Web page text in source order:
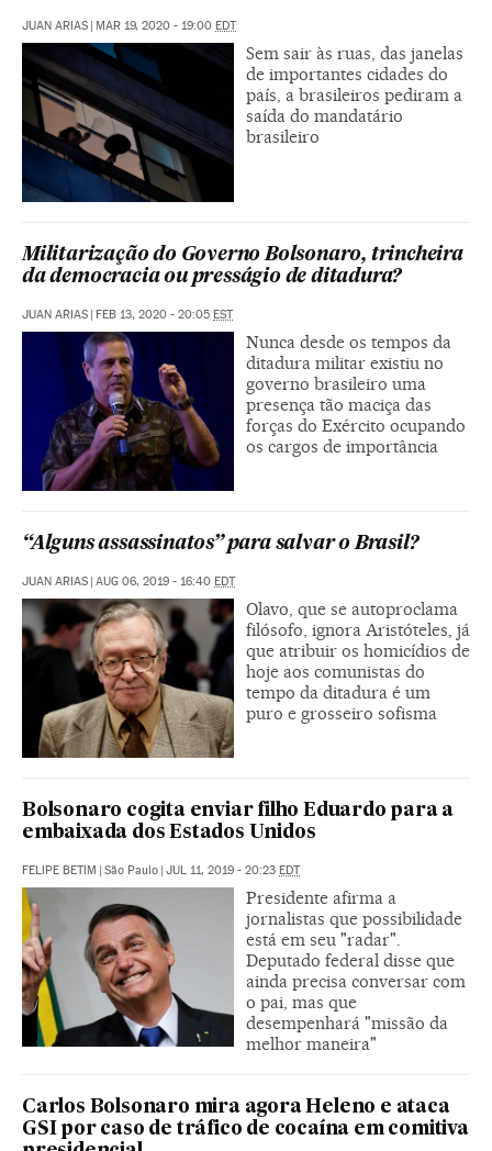
JUAN ARIAS MAR 19, 2020 - 19:00 EDT
Sem sair às ruas, das janelas
de importantes cidades do
país, a brasileiros pediram a
saída do mandatário
brasileiro
Militarização do Governo Bolsonaro, trincheira
da democracia ou presságio de ditadura?
JUAN ARIAS FEB 13, 2020 - 20:05 EST
Nunca desde os tempos da
ditadura militar existiu no
governo brasileiro uma
presença tão maciça das
forças do Exército ocupando
os cargos de importância
“Alguns assassinatos” para salvar o Brasil?
JUAN ARIAS | AUG 06, 2019 - 16:40 EDT
Olavo, que se autoproclama
filósofo, ignora Aristóteles, já
que atribuir os homicídios de
hoje aos comunistas do
tempo da ditadura é um
puro e grosseiro sofisma
Bolsonaro cogita enviar filho Eduardo para a
embaixada dos Estados Unidos
FELIPE BETIM | São Paulo | JUL 11, 2019 - 20:23 EDT
Presidente afirma a
jornalistas que possibilidade
está em seu "radar".
Deputado federal disse que
ainda precisa conversar com
o pai, mas que
desempenhará "missão da
melhor maneira"
Carlos Bolsonaro mira agora Heleno e ataca
GSI por caso de tráfico de cocaína em comitiva